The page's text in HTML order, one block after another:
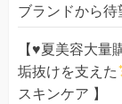
ブランドから待
【♥️夏美容大量
垢抜けを支えた
スキンケア 】